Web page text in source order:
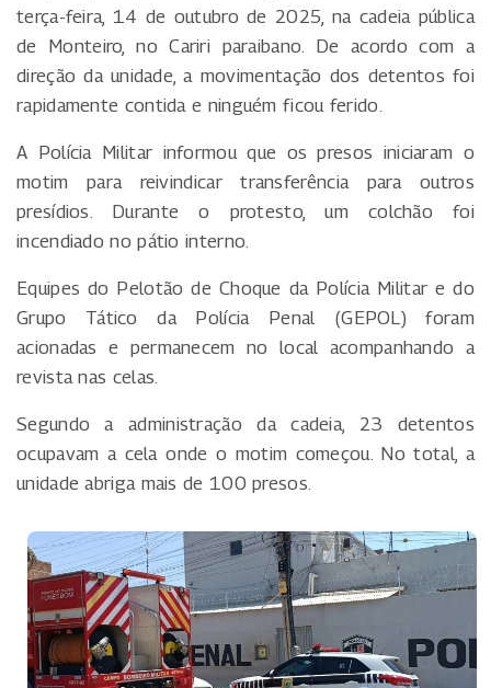
terça-feira, 14 de outubro de 2025, na cadeia pública
de Monteiro, no Cariri paraibano. De acordo com a
direção da unidade, a movimentação dos detentos foi
rapidamente contida e ninguém ficou ferido.
A Polícia Militar informou que os presos iniciaram o
motim para reivindicar transferência para outros
presídios. Durante o protesto, um colchão foi
incendiado no pátio interno.
Equipes do Pelotão de Choque da Polícia Militar e do
Grupo Tático da Polícia Penal (GEPOL) foram
acionadas e permanecem no local acompanhando a
revista nas celas.
Segundo a administração da cadeia, 23 detentos
ocupavam a cela onde o motim começou. No total, a
unidade abriga mais de 100 presos.